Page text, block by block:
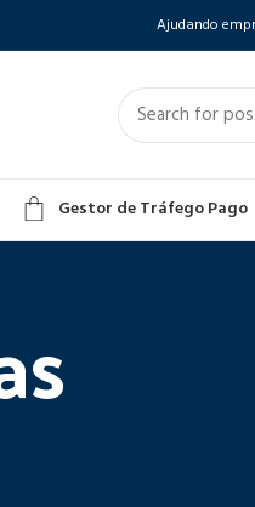
Ajudando
Gestor de Tráfego Pago